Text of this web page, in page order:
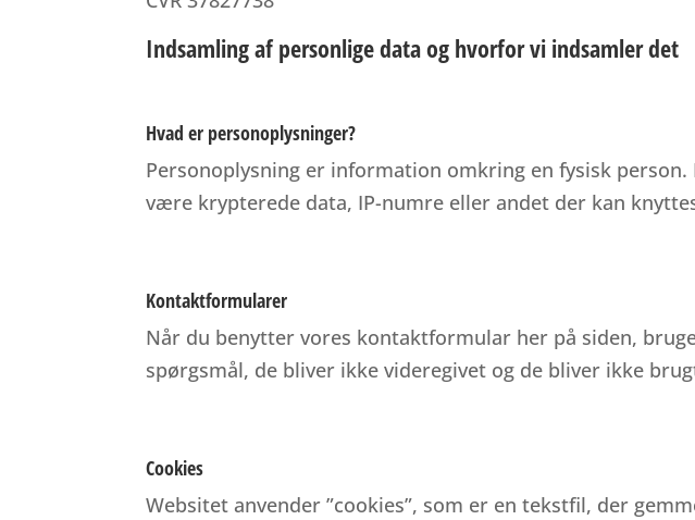
Indsamling af personlige data og hvorfor vi indsamler det
Hvad er personoplysninger?
Personoplysning er information omkring en fysisk
være krypterede data, IP-numre eller andet der kan
Kontaktformularer
Når du benytter vores kontaktformular her på siden,
spørgsmål, de bliver ikke videregivet og de bliver ikke
Cookies
Websitet anvender ”cookies”, som er en tekstfil, der